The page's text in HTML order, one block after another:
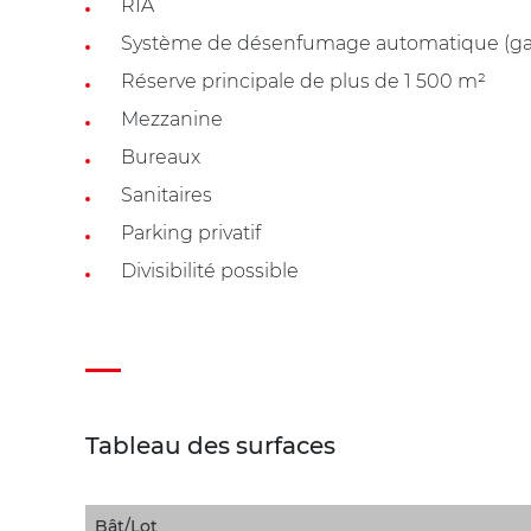
RIA
Système de désenfumage automatique
Réserve principale de plus de 1 500 m²
Mezzanine
Bureaux
Sanitaires
Parking privatif
Divisibilité possible
Tableau des surfaces
Bât/Lot